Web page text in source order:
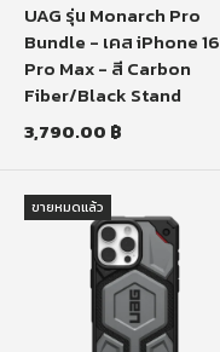
UAG รุ่น Monarch Pro
Bundle - เคส iPhone 16
Pro Max - สี Carbon
Fiber/Black Stand
3,790.00 ฿
ขายหมดแล้ว